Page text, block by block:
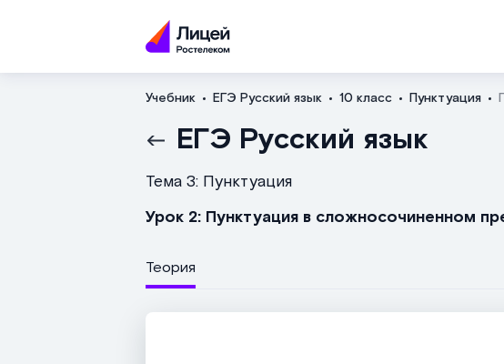
Учебник ЕГЭ Русский язык 10 класс Пунктуация
ЕГЭ Русский язык
Тема 3: Пунктуация
Урок 2: Пунктуация в сложносочиненном
Теория